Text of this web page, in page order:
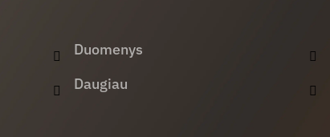
Duomenys
Daugiau